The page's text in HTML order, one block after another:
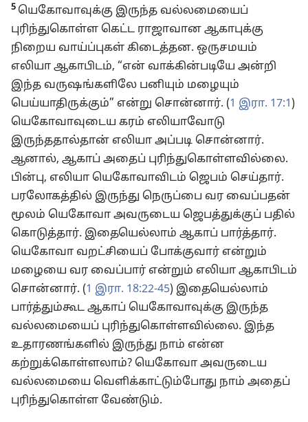
5 யெகோவாவுக்கு இருந்த வல்லமையைப்
புரிந்துகொள்ள கெட்ட ராஜாவான ஆகாபுக்கு
நிறைய வாய்ப்புகள் கிடைத்தன. ஒருசமயம்
எலியா ஆகாபிடம், “என் வாக்கின்படியே அன்றி
இந்த வருஷங்களிலே பனியும் மழையும்
பெய்யாதிருக்கும்” என்று சொன்னார். (1 இரா. 17:1 )
யெகோவாவுடைய கரம் எலியாவோடு
இருந்ததால்தான் எலியா அப்படி சொன்னார்.
ஆனால், ஆகாப் அதைப் புரிந்துகொள்ளவில்லை.
பின்பு, எலியா யெகோவாவிடம் ஜெபம் செய்தார்.
பரலோகத்தில் இருந்து நெருப்பை வர வைப்பதன்
மூலம் யெகோவா அவருடைய ஜெபத்துக்குப் பதில்
கொடுத்தார். இதையெல்லாம் ஆகாப் பார்த்தார்.
யெகோவா வறட்சியைப் போக்குவார் என்றும்
மழையை வர வைப்பார் என்றும் எலியா ஆகாபிடம்
சொன்னார். (1 இரா. 18:22-45) இதையெல்லாம்
பார்த்தும்கூட ஆகாப் யெகோவாவுக்கு இருந்த
வல்லமையைப் புரிந்துகொள்ளவில்லை. இந்த
உதாரணங்களில் இருந்து நாம் என்ன
கற்றுக்கொள்ளலாம்? யெகோவா அவருடைய
வல்லமையை வெளிக்காட்டும்போது நாம் அதைப்
புரிந்துகொள்ள வேண்டும்.